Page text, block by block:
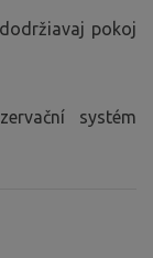
pokoj
systém